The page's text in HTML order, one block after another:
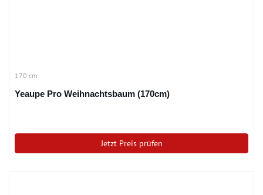
170 cm
Yeaupe Pro Weihnachtsbaum (170cm)
Jetzt Preis prüfen